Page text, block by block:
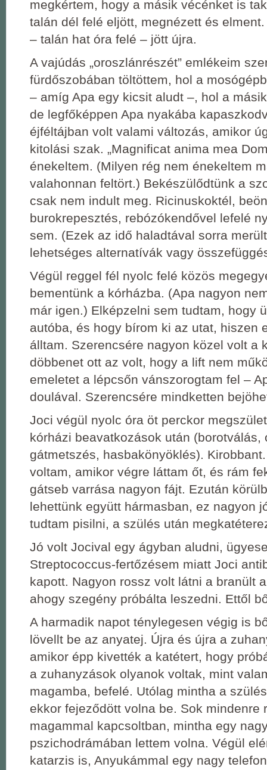
megkértem, hogy a másik vécénket is
talán dél felé eljött, megnézett és
– talán hat óra felé – jött újra.
A vajúdás „oroszlánrészét” emlékeim
fürdőszobában töltöttem, hol a
– amíg Apa egy kicsit aludt –, hol a
de legfőképpen Apa nyakába
éjféltájban volt valami változás, amikor
kitolási szak. „Magnificat anima mea
énekeltem. (Milyen rég nem énekeltem
valahonnan feltört.) Bekészülődtünk a
csak nem indult meg. Ricinuskoktél,
burokrepesztés, rebózókendővel lefelé
sem. (Ezek az idő haladtával sorra
lehetséges alternatívák vagy
Végül reggel fél nyolc felé közös
bementünk a kórházba. (Apa nagyon
már igen.) Elképzelni sem tudtam, hogy
autóba, és hogy bírom ki az utat, hiszen
álltam. Szerencsére nagyon közel volt a
döbbenet ott az volt, hogy a lift nem
emeletet a lépcsőn vánszorogtam fel –
doulával. Szerencsére mindketten
Joci végül nyolc óra öt perckor
kórházi beavatkozások után (borotválás,
gátmetszés, hasbakönyöklés).
voltam, amikor végre láttam őt, és rám
gátseb varrása nagyon fájt. Ezután
lehettünk együtt hármasban, ez nagyon
tudtam pisilni, a szülés után
Jó volt Jocival egy ágyban aludni,
Streptococcus-fertőzésem miatt Joci
kapott. Nagyon rossz volt látni a branült
ahogy szegény próbálta leszedni. Ettől
A harmadik napot ténylegesen végig is
lövellt be az anyatej. Újra és újra a
amikor épp kivették a katétert, hogy
a zuhanyzások olyanok voltak, mint
magamba, befelé. Utólag mintha a
ekkor fejeződött volna be. Sok mindenre
magammal kapcsoltban, mintha egy
pszichodrámában lettem volna. Végül
katarzis is, Anyukámmal egy nagy